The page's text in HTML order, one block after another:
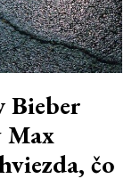
Bieber
Max
čo